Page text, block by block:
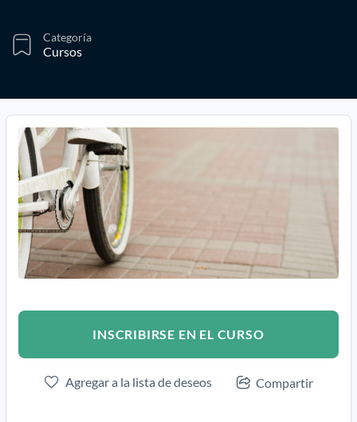
Categoría
Cursos
INSCRIBIRSE EN EL CURSO
Agregar a la lista de deseos Compartir